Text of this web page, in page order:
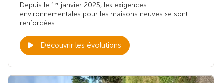
Depuis le 1er janvier 2025, les exigences
environnementales pour les maisons neuves se sont
renforcées.
Découvrir les évolutions